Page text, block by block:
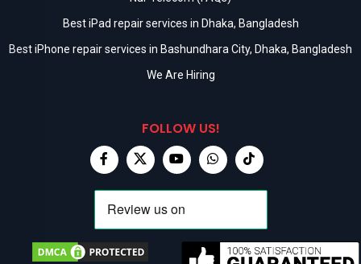
Best iPad repair services in Dhaka, Bangladesh
Best iPhone repair services in Bashundhara City, Dhaka, Bangladesh
We Are Hiring
FOLLOW US!